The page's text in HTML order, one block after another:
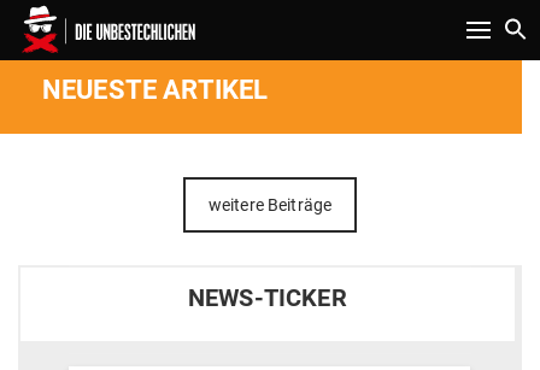
Toggle
NEUESTE ARTIKEL
weitere Beiträge
NEWS-TICKER